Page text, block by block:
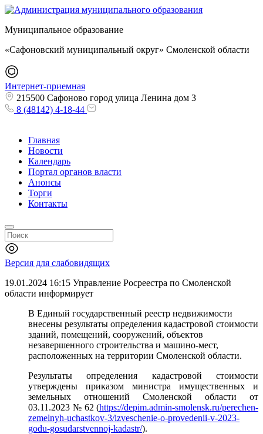
Муниципальное образование
«Сафоновский муниципальный округ» Смоленской области
Интернет-приемная
215500 Сафоново город улица Ленина дом 3
8 (48142) 4-18-44
Главная
Новости
Календарь
Портал органов власти
Анонсы
Торги
Контакты
Версия для слабовидящих
19.01.2024 16:15 Управление Росреестра по Смоленской
области информирует
В Единый государственный реестр недвижимости
внесены результаты определения кадастровой стоимости
зданий, помещений, сооружений, объектов
незавершенного строительства и машино-мест,
расположенных на территории Смоленской области.
Результаты определения кадастровой стоимости
утверждены приказом министра имущественных и
земельных отношений Смоленской области от
03.11.2023 № 62 (https://depim.admin-smolensk.ru/perechen-
zemelnyh-uchastkov-3/izveschenie-o-provedenii-v-2023-
godu-gosudarstvennoj-kadastr/).